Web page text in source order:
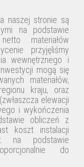
naszej stronie są
na podstawie
materiałów
przyjęliśmy
wewnętrznego i
mogą się
materiałów,
kraju, oraz
elewacji
i wykończenia
obliczeń z
koszt instalacji
na podstawie
do